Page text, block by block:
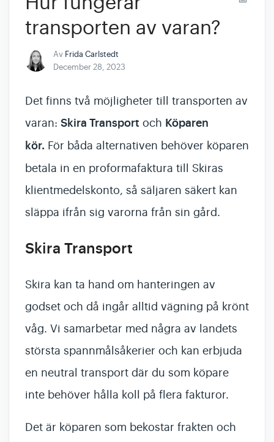
transporten av varan?
Av Frida Carlstedt
December 28, 2023
Det finns två möjligheter till transporten av
varan: Skira Transport och Köparen
kör. För båda alternativen behöver köparen
betala in en proformafaktura till Skiras
klientmedelskonto, så säljaren säkert kan
släppa ifrån sig varorna från sin gård.
Skira Transport
Skira kan ta hand om hanteringen av
godset och då ingår alltid vägning på krönt
våg. Vi samarbetar med några av landets
största spannmålsåkerier och kan erbjuda
en neutral transport där du som köpare
inte behöver hålla koll på flera fakturor.
Det är köparen som bekostar frakten och